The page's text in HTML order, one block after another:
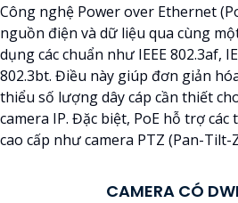
Công nghệ Power over Ethernet
nguồn điện và dữ liệu qua cùng
dụng các chuẩn như IEEE 802.3af,
802.3bt. Điều này giúp đơn giản
thiểu số lượng dây cáp cần thiết
camera IP. Đặc biệt, PoE hỗ trợ
cao cấp như camera PTZ (Pan-Tilt-
CAMERA CÓ